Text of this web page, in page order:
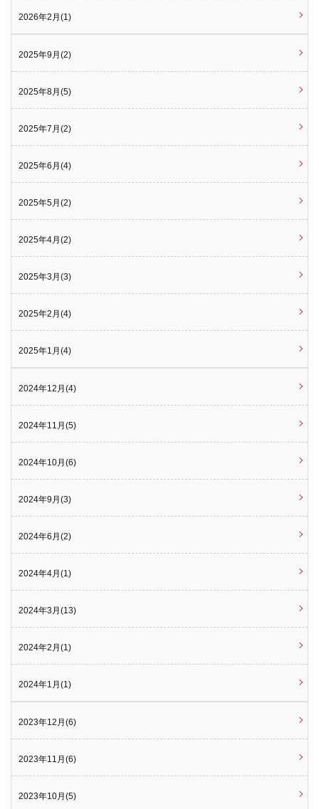
2026年2月(1)
2025年9月(2)
2025年8月(5)
2025年7月(2)
2025年6月(4)
2025年5月(2)
2025年4月(2)
2025年3月(3)
2025年2月(4)
2025年1月(4)
2024年12月(4)
2024年11月(5)
2024年10月(6)
2024年9月(3)
2024年6月(2)
2024年4月(1)
2024年3月(13)
2024年2月(1)
2024年1月(1)
2023年12月(6)
2023年11月(6)
2023年10月(5)